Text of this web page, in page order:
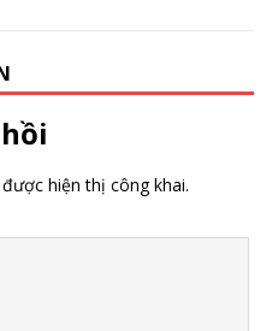
hiện thị công khai.